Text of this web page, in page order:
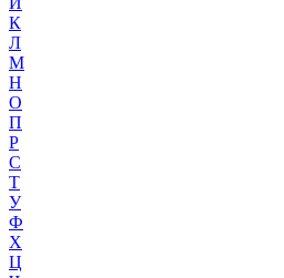
К
Л
М
Н
О
П
Р
С
Т
У
Ф
Х
Ц